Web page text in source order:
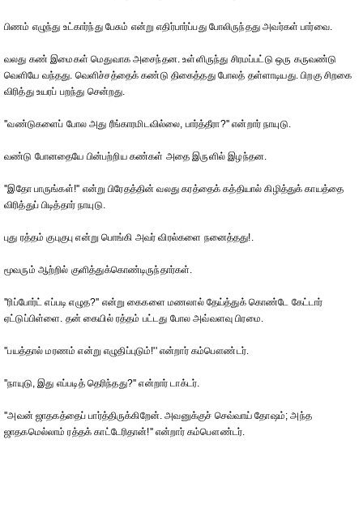
பிணம் எழுந்து உட்கார்ந்து பேசும் என்று எதிர்பார்ப்பது போலிருந்தது அவர்கள் பார்வை.
வலது கண் இமைகள் மெதுவாக அசைந்தன. உள்ளிருந்து சிரமப்பட்டு ஒரு கருவண்டு
வெளியே வந்தது. வெளிச்சத்தைக் கண்டு திகைத்தது போலத் தள்ளாடியது. பிறகு சிறகை
விரித்து உயரப் பறந்து சென்றது.
''வண்டுகளைப் போல அது ரீங்காரமிடவில்லை, பார்த்தீரா?'' என்றார் நாயுடு.
வண்டு போனதையே பின்பற்றிய கண்கள் அதை இருளில் இழந்தன.
''இதோ பாருங்கள்!'' என்று பிரேதத்தின் வலது கரத்தைக் கத்தியால் கிழித்துக் காயத்தை
விரித்துப் பிடித்தார் நாயுடு.
புது ரத்தம் குபுகுபு என்று பொங்கி அவர் விரல்களை நனைத்தது!.
மூவரும் ஆற்றில் குளித்துக்கொண்டிருந்தார்கள்.
''ரிப்போர்ட் எப்படி எழுத?'' என்று கைகளை மணலால் தேய்த்துக் கொண்டே கேட்டார்
ஏட்டுப்பிள்ளை. தன் கையில் ரத்தம் பட்டது போல அவ்வளவு பிரமை.
''பயத்தால் மரணம் என்று எழுதிப்புடும்!'' என்றார் கம்பௌண்டர்.
''நாயுடு, இது எப்படித் தெரிந்தது?'' என்றார் டாக்டர்.
''அவன் ஜாதகத்தைப் பார்த்திருக்கிறேன். அவனுக்குச் செவ்வாய் தோஷம்; அந்த
ஜாதகமெல்லாம் ரத்தக் காட்டேரிதான்!'' என்றார் கம்பௌண்டர்.